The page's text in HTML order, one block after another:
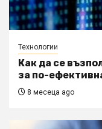
Технологии
Как да се
за по-
8 месеца ago